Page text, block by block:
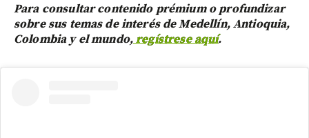
Para consultar contenido prémium o profundizar
sobre sus temas de interés de Medellín, Antioquia,
Colombia y el mundo,regístrese aquí.